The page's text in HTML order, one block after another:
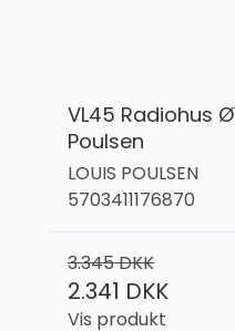
VL45 Radiohus
Poulsen
LOUIS POULSEN
5703411176870
3.345 DKK
2.341 DKK
Vis produkt